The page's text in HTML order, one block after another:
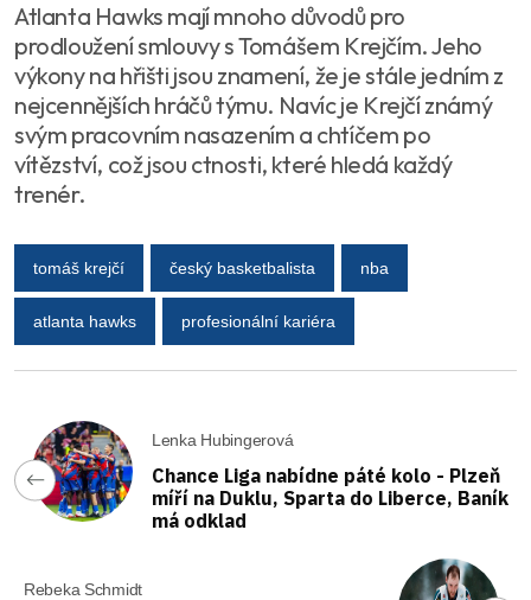
Atlanta Hawks mají mnoho důvodů pro
prodloužení smlouvy s Tomášem Krejčím. Jeho
výkony na hřišti jsou znamení, že je stále jedním z
nejcennějších hráčů týmu. Navíc je Krejčí známý
svým pracovním nasazením a chtíčem po
vítězství, což jsou ctnosti, které hledá každý
trenér.
tomáš krejčí český basketbalista nba
atlanta hawks profesionální kariéra
Lenka Hubingerová
Chance Liga nabídne páté kolo - Plzeň
míří na Duklu, Sparta do Liberce, Baník
má odklad
Rebeka Schmidt